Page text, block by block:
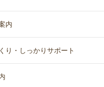
内
り・しっかりサポート